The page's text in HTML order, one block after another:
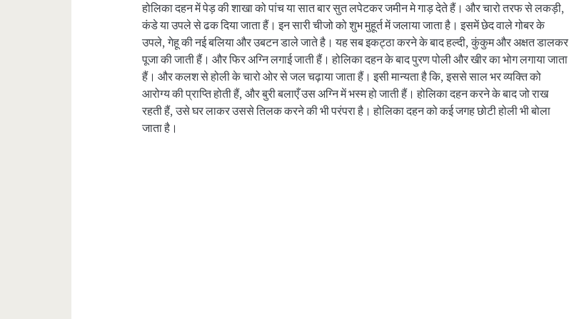
होलिका दहन में पेड़ की शाखा को पांच या सात बार सुत लपेटकर जमीन मे गाड़ देते हैं। और चारो तरफ से लकड़ी,
कंडे या उपले से ढक दिया जाता हैं। इन सारी चीजो को शुभ मुहूर्त में जलाया जाता है। इसमें छेद वाले गोबर के
उपले, गेहू की नई बलिया और उबटन डाले जाते है। यह सब इकट्ठा करने के बाद हल्दी, कुंकुम और अक्षत डालकर
पूजा की जाती हैं। और फिर अग्नि लगाई जाती हैं। होलिका दहन के बाद पुरण पोली और खीर का भोग लगाया जाता
हैं। और कलश से होली के चारो ओर से जल चढ़ाया जाता हैं। इसी मान्यता है कि, इससे साल भर व्यक्ति को
आरोग्य की प्राप्ति होती हैं, और बुरी बलाएँ उस अग्नि में भस्म हो जाती हैं। होलिका दहन करने के बाद जो राख
रहती हैं, उसे घर लाकर उससे तिलक करने की भी परंपरा है। होलिका दहन को कई जगह छोटी होली भी बोला
जाता है।